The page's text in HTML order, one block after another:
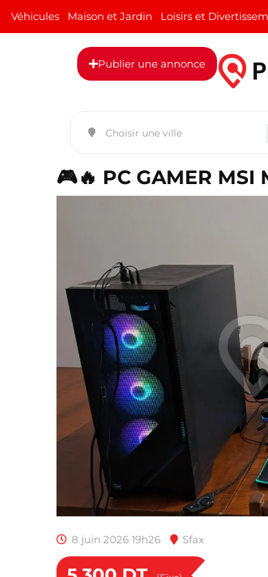
Véhicules Maison et Jardin Loisirs et
Publier une annonce
🎮🔥 PC GAMER MSI
8 juin 2026 19h26 Sfax